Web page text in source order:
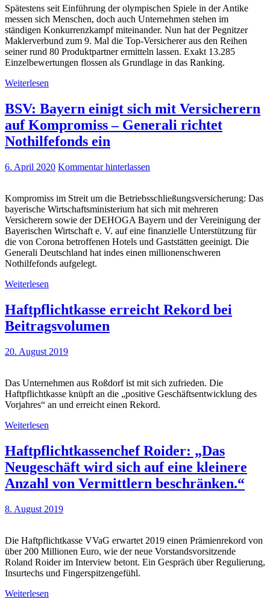
Spätestens seit Einführung der olympischen Spiele in der Antike
messen sich Menschen, doch auch Unternehmen stehen im
ständigen Konkurrenzkampf miteinander. Nun hat der Pegnitzer
Maklerverbund zum 9. Mal die Top-Versicherer aus den Reihen
seiner rund 80 Produktpartner ermitteln lassen. Exakt 13.285
Einzelbewertungen flossen als Grundlage in das Ranking.
Weiterlesen
BSV: Bayern einigt sich mit Versicherern
auf Kompromiss – Generali richtet
Nothilfefonds ein
6. April 2020 Kommentar hinterlassen
Kompromiss im Streit um die Betriebsschließungsversicherung: Das
bayerische Wirtschaftsministerium hat sich mit mehreren
Versicherern sowie der DEHOGA Bayern und der Vereinigung der
Bayerischen Wirtschaft e. V. auf eine finanzielle Unterstützung für
die von Corona betroffenen Hotels und Gaststätten geeinigt. Die
Generali Deutschland hat indes einen millionenschweren
Nothilfefonds aufgelegt.
Weiterlesen
Haftpflichtkasse erreicht Rekord bei
Beitragsvolumen
20. August 2019
Das Unternehmen aus Roßdorf ist mit sich zufrieden. Die
Haftpflichtkasse knüpft an die „positive Geschäftsentwicklung des
Vorjahres“ an und erreicht einen Rekord.
Weiterlesen
Haftpflichtkassenchef Roider: „Das
Neugeschäft wird sich auf eine kleinere
Anzahl von Vermittlern beschränken.“
8. August 2019
Die Haftpflichtkasse VVaG erwartet 2019 einen Prämienrekord von
über 200 Millionen Euro, wie der neue Vorstandsvorsitzende
Roland Roider im Interview betont. Ein Gespräch über Regulierung,
Insurtechs und Fingerspitzengefühl.
Weiterlesen